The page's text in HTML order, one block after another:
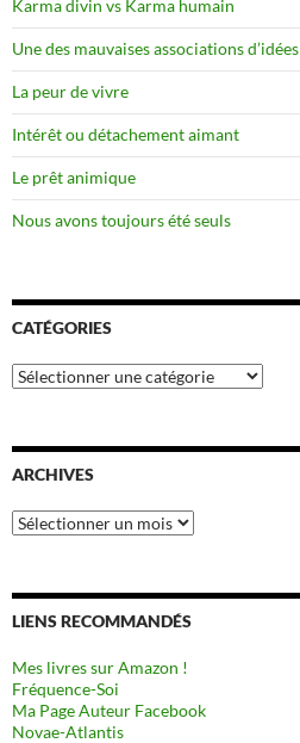
Karma divin vs Karma humain
Une des mauvaises associations d’idées
La peur de vivre
Intérêt ou détachement aimant
Le prêt animique
Nous avons toujours été seuls
CATÉGORIES
Catégories
ARCHIVES
Archives
LIENS RECOMMANDÉS
Mes livres sur Amazon !
Fréquence-Soi
Ma Page Auteur Facebook
Novae-Atlantis